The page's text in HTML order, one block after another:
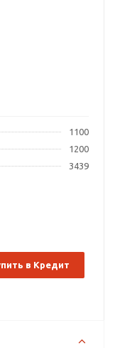
1100
1200
3439
в Кредит